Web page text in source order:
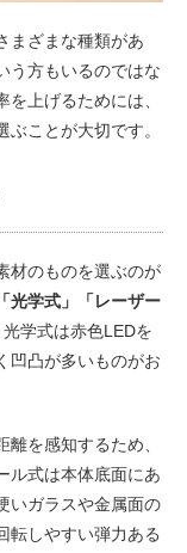
まざまな種類があ
う方もいるのではな
上げるためには、
ことが大切です。
材のものを選ぶのが
「光学式」「レーザー
学式は赤色LEDを
凹凸が多いものがお
を感知するため、
ル式は本体底面にあ
いガラスや金属面の
転しやすい弾力ある